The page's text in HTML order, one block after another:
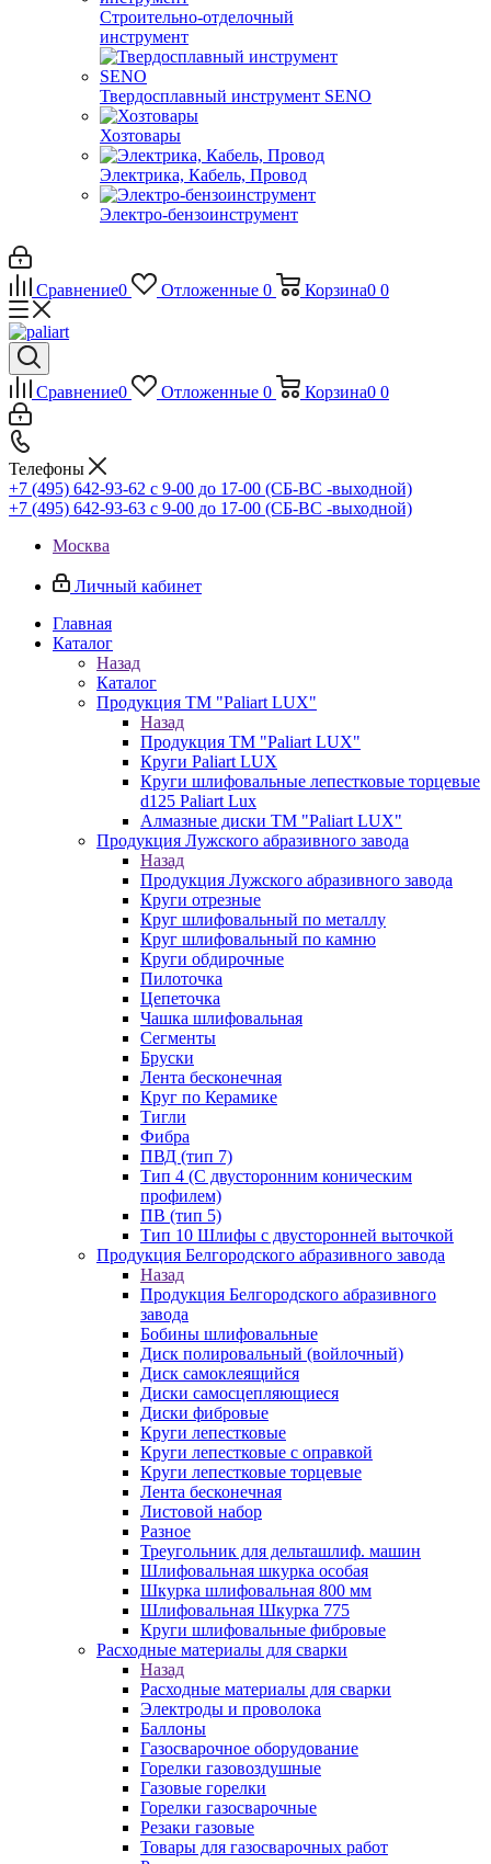
Строительно-отделочный
инструмент
Твердосплавный инструмент SENO
Хозтовары
Электрика, Кабель, Провод
Электро-бензоинструмент
Сравнение0 Отложенные 0 Корзина0 0
Сравнение0 Отложенные 0 Корзина0 0
Телефоны
+7 (495) 642-93-62 c 9-00 до 17-00 (СБ-ВС -выходной)
+7 (495) 642-93-63 c 9-00 до 17-00 (СБ-ВС -выходной)
Москва
Личный кабинет
Главная
Каталог
Назад
Каталог
Продукция ТМ "Paliart LUX"
Назад
Продукция ТМ "Paliart LUX"
Круги Paliart LUX
Круги шлифовальные лепестковые торцевые
d125 Paliart Lux
Алмазные диски ТМ "Paliart LUX"
Продукция Лужского абразивного завода
Назад
Продукция Лужского абразивного завода
Круги отрезные
Круг шлифовальный по металлу
Круг шлифовальный по камню
Круги обдирочные
Пилоточка
Цепеточка
Чашка шлифовальная
Сегменты
Бруски
Лента бесконечная
Круг по Керамике
Тигли
Фибра
ПВД (тип 7)
Тип 4 (С двусторонним коническим
профилем)
ПВ (тип 5)
Тип 10 Шлифы с двусторонней выточкой
Продукция Белгородского абразивного завода
Назад
Продукция Белгородского абразивного
завода
Бобины шлифовальные
Диск полировальный (войлочный)
Диск самоклеящийся
Диски самосцепляющиеся
Диски фибровые
Круги лепестковые
Круги лепестковые с оправкой
Круги лепестковые торцевые
Лента бесконечная
Листовой набор
Разное
Треугольник для дельташлиф. машин
Шлифовальная шкурка особая
Шкурка шлифовальная 800 мм
Шлифовальная Шкурка 775
Круги шлифовальные фибровые
Расходные материалы для сварки
Назад
Расходные материалы для сварки
Электроды и проволока
Баллоны
Газосварочное оборудование
Горелки газовоздушные
Газовые горелки
Горелки газосварочные
Резаки газовые
Товары для газосварочных работ